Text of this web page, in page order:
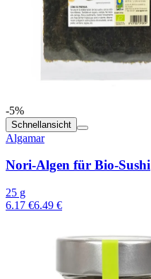
-5%
Schnellansicht
Algamar
Nori-Algen für Bio-Sushi
25 g
6.17 €6.49 €